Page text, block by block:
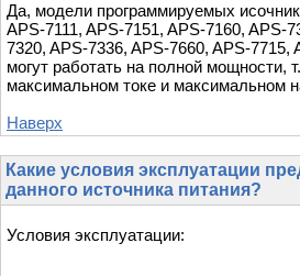
Да, модели программируемых
APS-7111, APS-7151, APS-7160, APS-
7320, APS-7336, APS-7660, APS-7715,
могут работать на полной мощности,
максимальном токе и максимальном
Наверх
Какие условия эксплуатации
данного источника питания?
Условия эксплуатации: